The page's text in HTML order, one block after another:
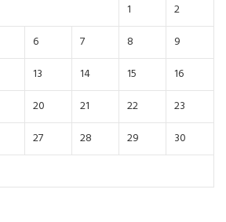
1
2
6 7 8
9
13 14 15
16
20 21 22
23
27 28 29
30